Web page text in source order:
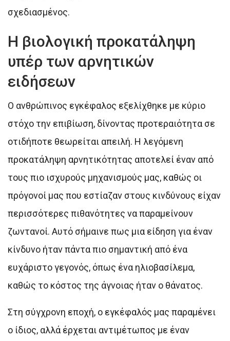
σχεδιασμένος.
Η βιολογική προκατάληψη
υπέρ των αρνητικών
ειδήσεων
Ο ανθρώπινος εγκέφαλος εξελίχθηκε με κύριο
στόχο την επιβίωση, δίνοντας προτεραιότητα σε
οτιδήποτε θεωρείται απειλή. Η λεγόμενη
προκατάληψη αρνητικότητας αποτελεί έναν από
τους πιο ισχυρούς μηχανισμούς μας, καθώς οι
πρόγονοί μας που εστίαζαν στους κινδύνους είχαν
περισσότερες πιθανότητες να παραμείνουν
ζωντανοί. Αυτό σήμαινε πως μια είδηση για έναν
κίνδυνο ήταν πάντα πιο σημαντική από ένα
ευχάριστο γεγονός, όπως ένα ηλιοβασίλεμα,
καθώς το κόστος της άγνοιας ήταν ο θάνατος.
Στη σύγχρονη εποχή, ο εγκέφαλός μας παραμένει
ο ίδιος, αλλά έρχεται αντιμέτωπος με έναν